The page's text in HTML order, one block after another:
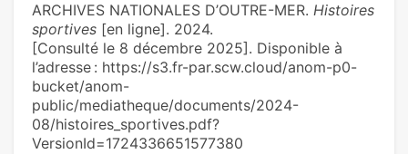
ARCHIVES NATIONALES D’OUTRE-MER. Histoires
sportives [en ligne]. 2024.
[Consulté le 8 décembre 2025]. Disponible à
l’adresse : https://s3.fr-par.scw.cloud/anom-p0-
bucket/anom-
public/mediatheque/documents/2024-
08/histoires_sportives.pdf?
VersionId=1724336651577380